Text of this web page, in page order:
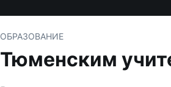
ОБРАЗОВАНИЕ
Тюменским